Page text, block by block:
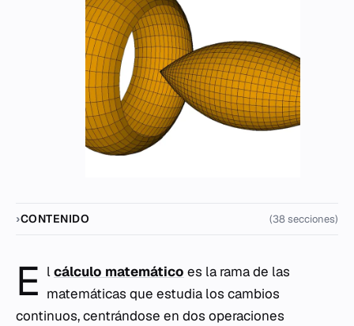
CONTENIDO (38 secciones)
E lcálculo matemático es la rama de las
matemáticas que estudia los cambios
continuos, centrándose en dos operaciones